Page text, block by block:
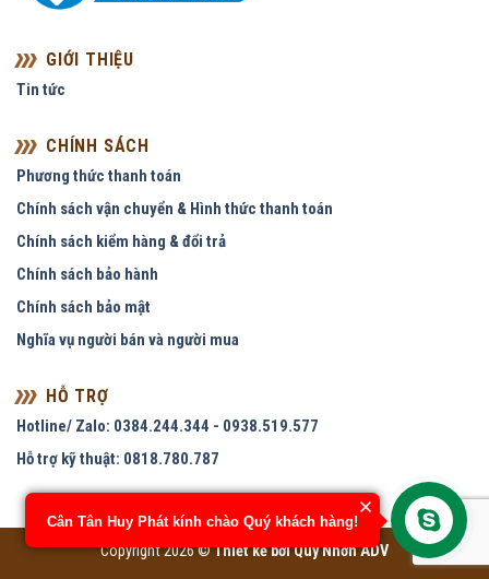
Cân Tân Huy Phát kính chào Quý khách hàng!
GIỚI THIỆU
Tin tức
CHÍNH SÁCH
Phương thức thanh toán
Chính sách vận chuyển & Hình thức thanh toán
Chính sách kiểm hàng & đổi trả
Chính sách bảo hành
Chính sách bảo mật
Nghĩa vụ người bán và người mua
HỖ TRỢ
Hotline/ Zalo: 0384.244.344 - 0938.519.577
Hỗ trợ kỹ thuật: 0818.780.787
Copyright 2026 ©Thiết kế bởiQuy Nhơn ADV